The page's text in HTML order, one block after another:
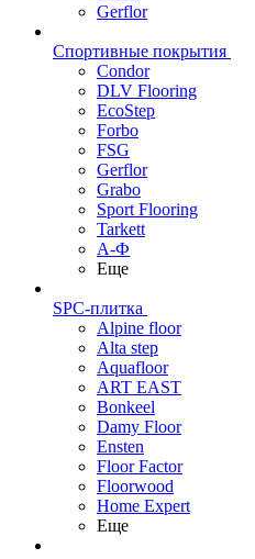
Gerflor
Спортивные покрытия
Condor
DLV Flooring
EcoStep
Forbo
FSG
Gerflor
Grabo
Sport Flooring
Tarkett
А-Ф
Еще
SPC-плитка
Alpine floor
Alta step
Aquafloor
ART EAST
Bonkeel
Damy Floor
Ensten
Floor Factor
Floorwood
Home Expert
Еще